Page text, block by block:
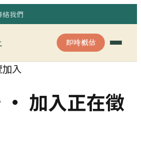
絡我們
即時概估
入
· 加入正在徵